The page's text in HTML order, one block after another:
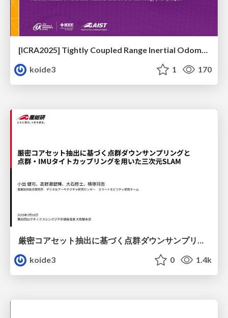
[ICRA2025] Tightly Coupled Range Inertial Odometry and Mapping with Exact Point Cloud Downsampling
koide3
1 170
koide3
0 1.4k